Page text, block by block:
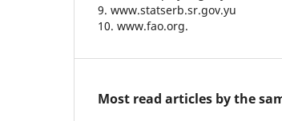
9. www.statserb.sr.gov.yu
10. www.fao.org.
Most read articles by the